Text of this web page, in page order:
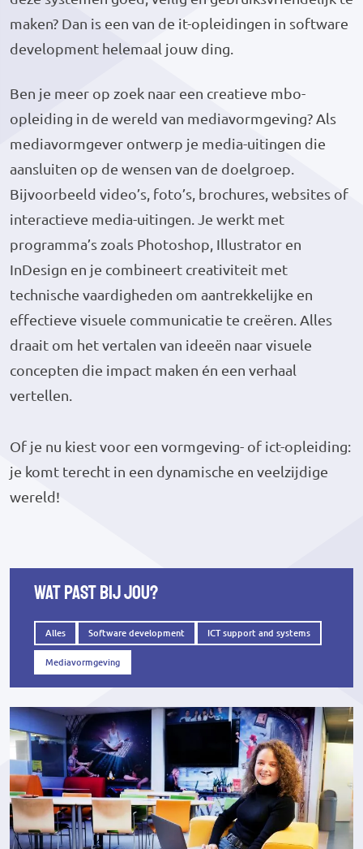
maken? Dan is een van de it-opleidingen in software
development helemaal jouw ding.
Ben je meer op zoek naar een creatieve mbo-
opleiding in de wereld van mediavormgeving? Als
mediavormgever ontwerp je media-uitingen die
aansluiten op de wensen van de doelgroep.
Bijvoorbeeld video’s, foto’s, brochures, websites of
interactieve media-uitingen. Je werkt met
programma’s zoals Photoshop, Illustrator en
InDesign en je combineert creativiteit met
technische vaardigheden om aantrekkelijke en
effectieve visuele communicatie te creëren. Alles
draait om het vertalen van ideeën naar visuele
concepten die impact maken én een verhaal
vertellen.
Of je nu kiest voor een vormgeving- of ict-opleiding:
je komt terecht in een dynamische en veelzijdige
wereld!
Wat past bij jou?
Alles Software development ICT support and systems
Mediavormgeving